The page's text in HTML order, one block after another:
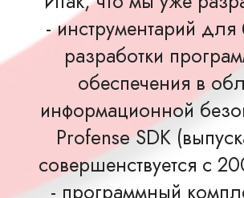
- инструментарий для
разработки
обеспечения в
информационной
Profense SDK
совершенствуется с
- программный